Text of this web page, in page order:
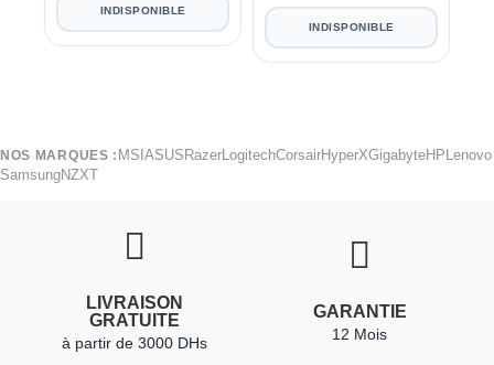
INDISPONIBLE
INDISPONIBLE
NOS MARQUES : MSI ASUS RazerLogitechCorsairHyperXGigabyteHP Lenovo
SamsungNZXT
LIVRAISON
GRATUITE
à partir de 3000 DHs
GARANTIE
12 Mois